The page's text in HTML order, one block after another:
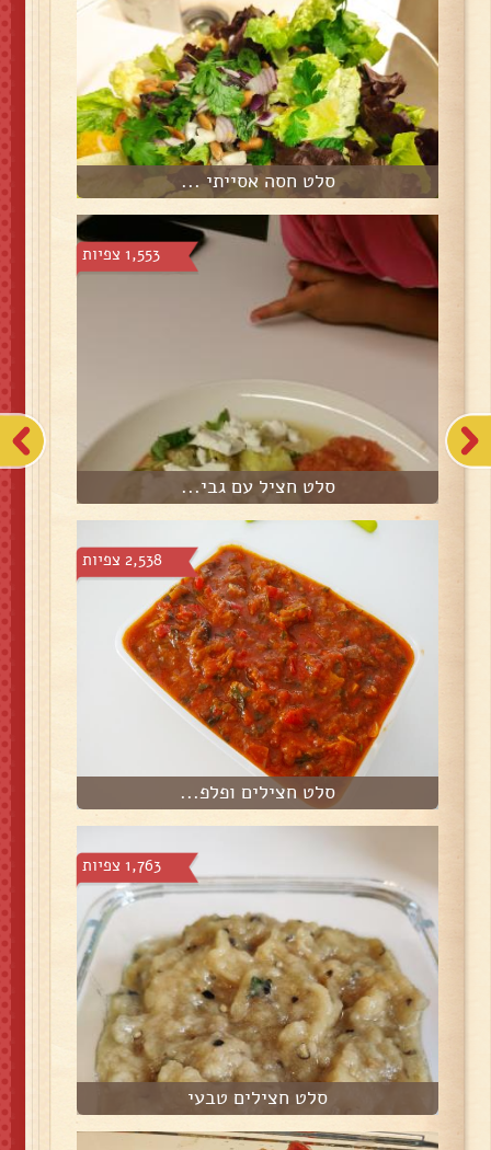
סלט חסה אסייתי ...
1,553 צפיות
סלט חציל עם גבי...
2,538 צפיות
סלט חצילים ופלפ...
1,763 צפיות
סלט חצילים טבעי